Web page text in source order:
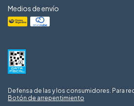
Medios de envío
Defensa de las y los consumidores. Para
Botón de arrepentimiento